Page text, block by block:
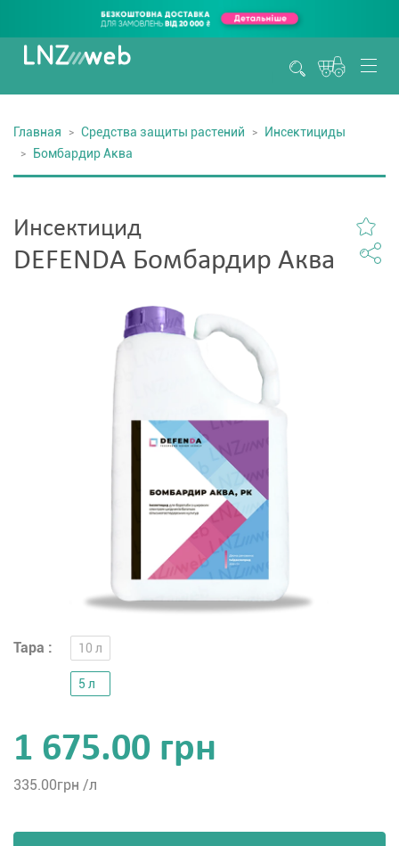
Главная Средства защиты растений
Инсектициды
Бомбардир Аква
Инсектицид
DEFENDA Бомбардир Аква
Тара : 10 л
5 л
1 675.00 грн
335.00грн /л